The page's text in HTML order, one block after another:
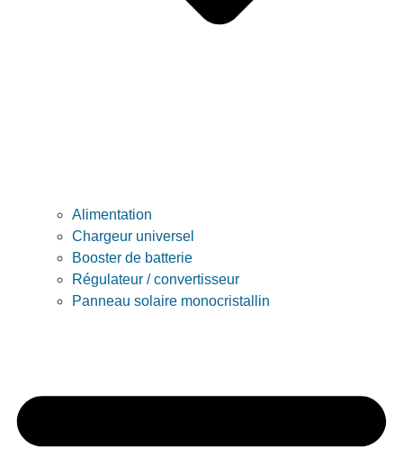
Alimentation
Chargeur universel
Booster de batterie
Régulateur / convertisseur
Panneau solaire monocristallin